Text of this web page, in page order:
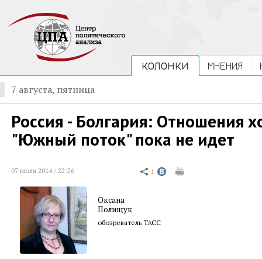
КОЛОНКИ МНЕНИЯ
7 августа, пятница
Россия - Болгария: Отношения
"Южный поток" пока не идет
07 июля 2014 / 22:26
Оксана
Полищук
обозреватель ТАСС